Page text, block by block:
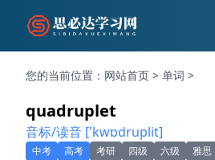
您的当前位置： 网站首页 > 单词 >
quadruplet
音标/读音 ['kwɒdruplit]
中考 高考 考研 四级 六级 雅思